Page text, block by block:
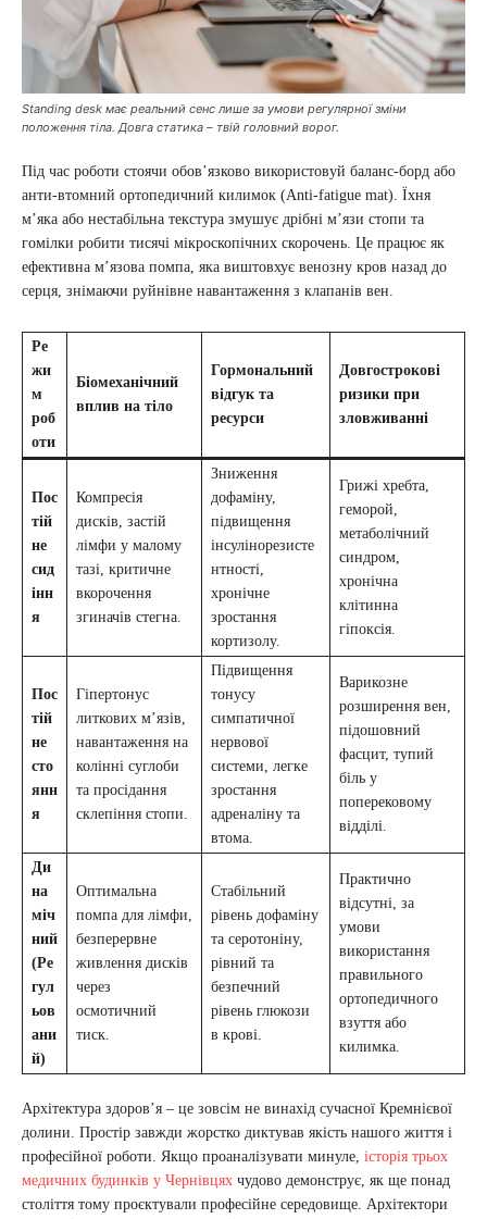
Standing desk має реальний сенс лише за умови регулярної зміни
положення тіла. Довга статика – твій головний ворог.
Під час роботи стоячи обов’язково використовуй баланс-борд або
анти-втомний ортопедичний килимок (Anti-fatigue mat). Їхня
м’яка або нестабільна текстура змушує дрібні м’язи стопи та
гомілки робити тисячі мікроскопічних скорочень. Це працює як
ефективна м’язова помпа, яка виштовхує венозну кров назад до
серця, знімаючи руйнівне навантаження з клапанів вен.
Ре
жи
м
роб
оти
Біомеханічний
вплив на тіло
Гормональний
відгук та
ресурси
Довгострокові
ризики при
зловживанні
Пос
тій
не
сид
інн
я
Компресія
дисків, застій
лімфи у малому
тазі, критичне
вкорочення
згиначів стегна.
Зниження
дофаміну,
підвищення
інсулінорезисте
нтності,
хронічне
зростання
кортизолу.
Грижі хребта,
геморой,
метаболічний
синдром,
хронічна
клітинна
гіпоксія.
Пос
тій
не
сто
янн
я
Гіпертонус
литкових м’язів,
навантаження на
колінні суглоби
та просідання
склепіння стопи.
Підвищення
тонусу
симпатичної
нервової
системи, легке
зростання
адреналіну та
втома.
Варикозне
розширення вен,
підошовний
фасцит, тупий
біль у
поперековому
відділі.
Ди
на
міч
ний
(Ре
гул
ьов
ани
й)
Оптимальна
помпа для лімфи,
безперервне
живлення дисків
через
осмотичний
тиск.
Стабільний
рівень дофаміну
та серотоніну,
рівний та
безпечний
рівень глюкози
в крові.
Практично
відсутні, за
умови
використання
правильного
ортопедичного
взуття або
килимка.
Архітектура здоров’я – це зовсім не винахід сучасної Кремнієвої
долини. Простір завжди жорстко диктував якість нашого життя і
професійної роботи. Якщо проаналізувати минуле, історія трьох
медичних будинків у Чернівцях чудово демонструє, як ще понад
століття тому проєктували професійне середовище. Архітектори